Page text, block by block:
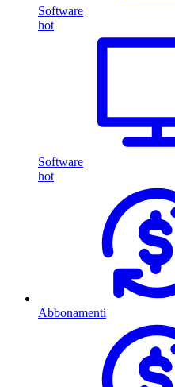
Software
hot
Software
hot
Abbonamenti